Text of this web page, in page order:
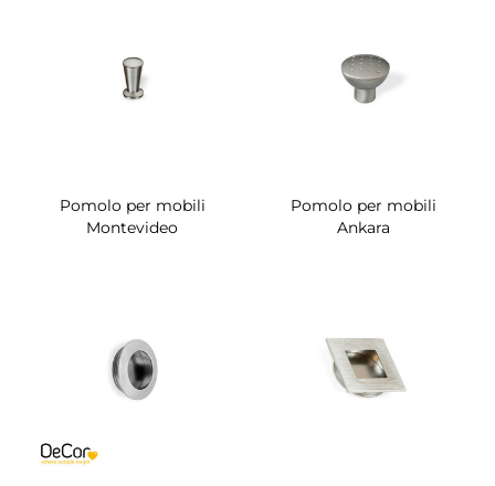
Pomolo per mobili
Montevideo
Pomolo per mobili
Ankara